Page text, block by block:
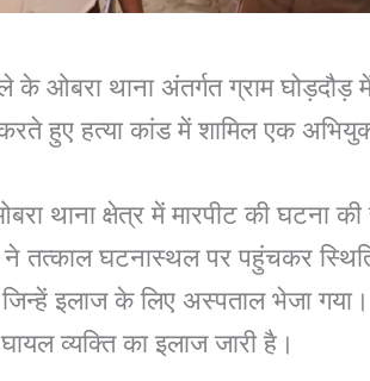
के ओबरा थाना अंतर्गत ग्राम घोड़दौड़
करते हुए हत्या कांड में शामिल एक
थाना क्षेत्र में मारपीट की घटना
तत्काल घटनास्थल पर पहुंचकर
इलाज के लिए अस्पताल भेजा गया।
व्यक्ति का इलाज जारी है।